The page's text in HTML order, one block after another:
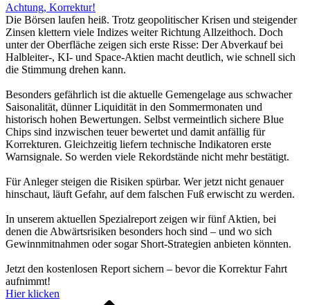
Achtung, Korrektur!
Die Börsen laufen heiß. Trotz geopolitischer Krisen und steigender
Zinsen klettern viele Indizes weiter Richtung Allzeithoch. Doch
unter der Oberfläche zeigen sich erste Risse: Der Abverkauf bei
Halbleiter-, KI- und Space-Aktien macht deutlich, wie schnell sich
die Stimmung drehen kann.
Besonders gefährlich ist die aktuelle Gemengelage aus schwacher
Saisonalität, dünner Liquidität in den Sommermonaten und
historisch hohen Bewertungen. Selbst vermeintlich sichere Blue
Chips sind inzwischen teuer bewertet und damit anfällig für
Korrekturen. Gleichzeitig liefern technische Indikatoren erste
Warnsignale. So werden viele Rekordstände nicht mehr bestätigt.
Für Anleger steigen die Risiken spürbar. Wer jetzt nicht genauer
hinschaut, läuft Gefahr, auf dem falschen Fuß erwischt zu werden.
In unserem aktuellen Spezialreport zeigen wir fünf Aktien, bei
denen die Abwärtsrisiken besonders hoch sind – und wo sich
Gewinnmitnahmen oder sogar Short-Strategien anbieten könnten.
Jetzt den kostenlosen Report sichern – bevor die Korrektur Fahrt
aufnimmt!
Hier klicken